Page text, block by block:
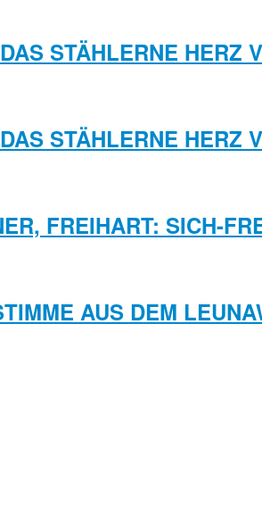
STÄHLERNE HERZ
STÄHLERNE HERZ
FREIHART: SICH-
AUS DEM